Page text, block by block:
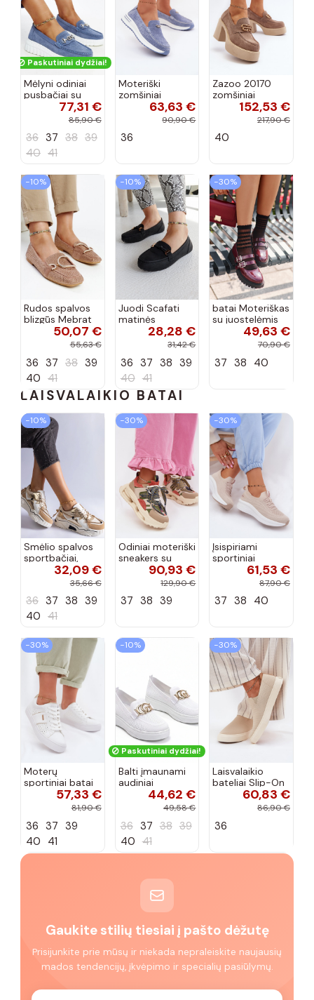
Paskutiniai dydžiai!
Mėlyni odiniai
pusbačiai su
dekoratyvine
sagtimi Taija
77,31 €
85,90 €
36 37 38 39
40 41
Moteriški
zomšiniai
mokasinai
Demela mėlynos
63,63 €
90,90 €
36
Zazoo 20170
zomšiniai
bateliai su
kulniukais smėlio
152,53 €
217,90 €
40
−10%
Rudos spalvos
blizgūs Mebrat
bateliai50,07 €
55,63 €
36 37 38 39
40 41
−10%
Juodi Scafati
matinės
apdailos bateliai
28,28 €
31,42 €
36 37 38 39
40 41
−30%
batai Moteriškas
su juostelėmis
su lako efektu
bordo spalvos
49,63 €
70,90 €
37 38 40
LAISVALAIKIO BATAI
−10%
Smėlio spalvos
sportbačiai,
dekoruoti Valdez
cirkonio virvele
32,09 €
35,66 €
36 37 38 39
40 41
−30%
Odiniai moteriški
sneakers su
platforma D&A
CR61-3133
90,93 €
129,90 €
37 38 39
−30%
Įsispiriami
sportiniai
bateliai Kobbo
102425 smėlio
61,53 €
87,90 €
37 38 40
−30%
Moterų
sportiniai batai
su ažūro
elementais Big
baltos spalvos
57,33 €
81,90 €
36 37 39
40 41
−10%
Paskutiniai dydžiai!
Balti įmaunami
audiniai
sportbačiai su
44,62 €
49,58 €
36 37 38 39
40 41
−30%
Laisvalaikio
bateliai Slip-On
Big Star
RR274721 smėlio
60,83 €
86,90 €
36
Gaukite stilių tiesiai į pašto dėžutę
Prisijunkite prie mūsų ir niekada nepraleiskite naujausių
mados tendencijų, įkvėpimo ir specialių pasiūlymų.